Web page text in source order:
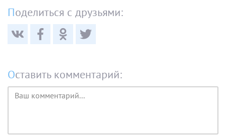
Поделиться с друзьями:
Оставить комментарий:
Текст
комментария